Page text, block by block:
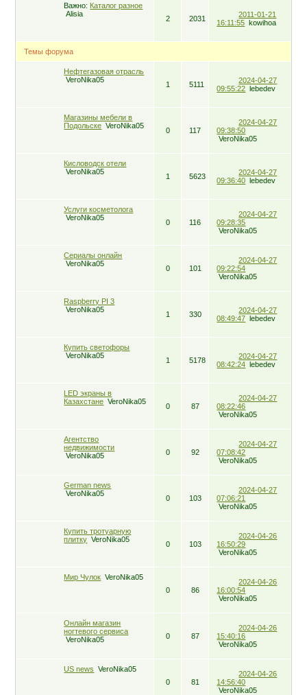
Важно: Каталог разное
Alisia
2 2031
2011-01-21
16:11:55 kowihoa
Темы форума
Нефтегазовая отрасль
VeroNika05
1 5111
2024-04-27
09:55:22 lebedev
Магазины мебели в
Подольске VeroNika05
0 117
2024-04-27
09:38:50
VeroNika05
Кисловодск отели
VeroNika05
1 5623
2024-04-27
09:36:40 lebedev
Услуги косметолога
VeroNika05
0 116
2024-04-27
09:28:35
VeroNika05
Cериалы онлайн
VeroNika05
0 101
2024-04-27
09:22:54
VeroNika05
Raspberry PI 3
VeroNika05
1 330
2024-04-27
08:49:47 lebedev
Купить светофоры
VeroNika05
1 5178
2024-04-27
08:42:24 lebedev
LED экраны в
Казахстане VeroNika05
0 87
2024-04-27
08:22:46
VeroNika05
Агентство
недвижимости
VeroNika05
0 92
2024-04-27
07:08:42
VeroNika05
German news
VeroNika05
0 103
2024-04-27
07:06:21
VeroNika05
Купить тротуарную
плитку VeroNika05
0 103
2024-04-26
16:50:29
VeroNika05
Мир Чулок VeroNika05
0
86
2024-04-26
16:00:54
VeroNika05
Онлайн магазин
ногтевого сервиса
VeroNika05
0 87
2024-04-26
15:40:16
VeroNika05
US news
VeroNika05
0
81
2024-04-26
14:56:40
VeroNika05